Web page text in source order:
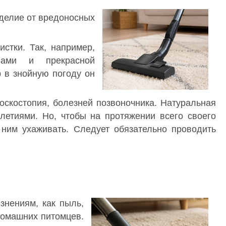
от вредоносных
Так, например,
и прекрасной
в знойную погоду он
болезней позвоночника. Натуральная
Но, чтобы на протяжении всего своего
ухаживать. Следует обязательно проводить
как пыль,
питомцев.